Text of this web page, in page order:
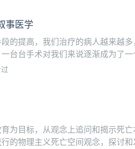
医学人文教育高峰论坛”旨在推进中
医学的另一只翅膀——医学人文更加
事医学
的提高，我们治疗的病人越来越
台台手术对我们来说逐渐成为了一
了又走，自己却很难再记起哪个患
处地地为病人解除痛苦，医患矛盾
为目标，从观念上追问和揭示死亡
的物理主义死亡空间观念，探讨和